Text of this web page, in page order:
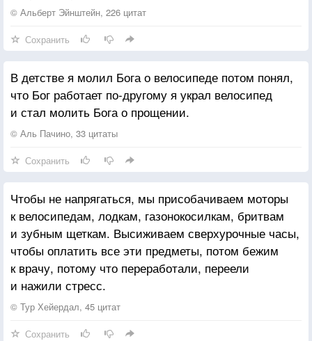
© Альберт Эйнштейн, 226 цитат
Сохранить
В детстве я молил Бога о велосипеде потом понял,
что Бог работает по-другому я украл велосипед
и стал молить Бога о прощении.
© Аль Пачино, 33 цитаты
Сохранить
Чтобы не напрягаться, мы присобачиваем моторы
к велосипедам, лодкам, газонокосилкам, бритвам
и зубным щеткам. Высиживаем сверхурочные часы,
чтобы оплатить все эти предметы, потом бежим
к врачу, потому что переработали, переели
и нажили стресс.
© Тур Хейердал, 45 цитат
Сохранить